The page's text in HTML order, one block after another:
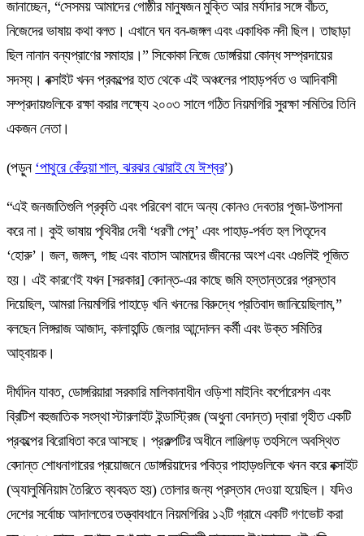
জানাচ্ছেন, “সেসময় আমাদের গোষ্ঠীর মানুষজন মুক্তি আর মর্যাদার সঙ্গে বাঁচত,
নিজেদের ভাষায় কথা বলত। এখানে ঘন বন-জঙ্গল এবং একাধিক নদী ছিল। তাছাড়া
ছিল নানান বন্যপ্রাণের সমাহার।” সিকোকা নিজে ডোঙ্গরিয়া কোন্ধ সম্প্রদায়ের
সদস্য। বক্সাইট খনন প্রকল্পের হাত থেকে এই অঞ্চলের পাহাড়পর্বত ও আদিবাসী
সম্প্রদায়গুলিকে রক্ষা করার লক্ষ্যে ২০০৩ সালে গঠিত নিয়মগিরি সুরক্ষা সমিতির তিনি
একজন নেতা।
(পড়ুন ‘পাথুরে কেঁদুয়া শাল, ঝরঝর ঝোরাই যে ঈশ্বর’)
“এই জনজাতিগুলি প্রকৃতি এবং পরিবেশ বাদে অন্য কোনও দেবতার পূজা-উপাসনা
করে না। কুই ভাষায় পৃথিবীর দেবী ‘ধরণী পেনু’ এবং পাহাড়-পর্বত হল পিতৃদেব
‘হোরু’। জল, জঙ্গল, গাছ এবং বাতাস আমাদের জীবনের অংশ এবং এগুলিই পূজিত
হয়। এই কারণেই যখন [সরকার] বেদান্ত-এর কাছে জমি হস্তান্তরের প্রস্তাব
দিয়েছিল, আমরা নিয়মগিরি পাহাড়ে খনি খননের বিরুদ্ধে প্রতিবাদ জানিয়েছিলাম,”
বলছেন লিঙ্গরাজ আজাদ, কালাহান্ডি জেলার আন্দোলন কর্মী এবং উক্ত সমিতির
আহ্বায়ক।
দীর্ঘদিন যাবত, ডোঙ্গরিয়ারা সরকারি মালিকানাধীন ওড়িশা মাইনিং কর্পোরেশন এবং
ব্রিটিশ বহুজাতিক সংস্থা স্টারলাইট ইন্ডাস্ট্রিজ (অধুনা বেদান্ত) দ্বারা গৃহীত একটি
প্রকল্পের বিরোধিতা করে আসছে। প্রকল্পটির অধীনে লাঞ্জিগড় তহসিলে অবস্থিত
বেদান্ত শোধনাগারের প্রয়োজনে ডোঙ্গরিয়াদের পবিত্র পাহাড়গুলিকে খনন করে বক্সাইট
(অ্যালুমিনিয়াম তৈরিতে ব্যবহৃত হয়) তোলার জন্য প্রস্তাব দেওয়া হয়েছিল। যদিও
দেশের সর্বোচ্চ আদালতের তত্ত্বাবধানে নিয়মগিরির ১২টি গ্রামে একটি গণভোট করা